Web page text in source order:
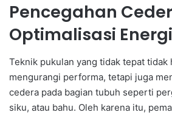
Pencegahan
Optimalisasi Energi
Teknik pukulan yang tidak tepat tidak
mengurangi performa, tetapi juga
cedera pada bagian tubuh seperti
siku, atau bahu. Oleh karena itu,